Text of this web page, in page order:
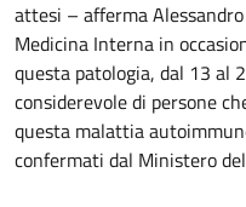
attesi – afferma
Medicina Interna in
questa patologia, dal 13 al
considerevole di persone
questa malattia
confermati dal Ministero